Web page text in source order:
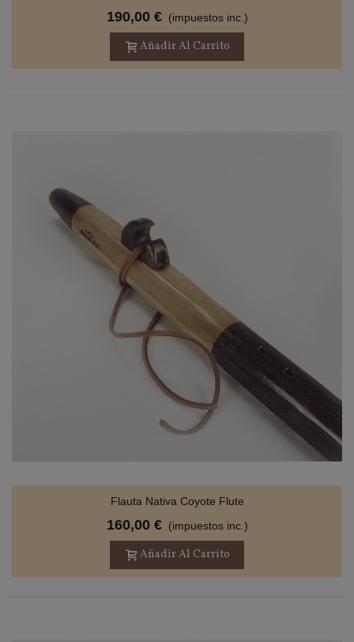
190,00 € (impuestos inc.)
Añadir Al Carrito
Flauta Nativa Coyote Flute
160,00 € (impuestos inc.)
Añadir Al Carrito